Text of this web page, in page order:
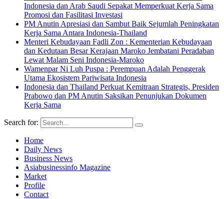
Indonesia dan Arab Saudi Sepakat Memperkuat Kerja Sama
Promosi dan Fasilitasi Investasi
PM Anutin Apresiasi dan Sambut Baik Sejumlah Peningkatan
Kerja Sama Antara Indonesia-Thailand
Menteri Kebudayaan Fadli Zon : Kementerian Kebudayaan
dan Kedutaan Besar Kerajaan Maroko Jembatani Peradaban
Lewat Malam Seni Indonesia-Maroko
Wamenpar Ni Luh Puspa : Perempuan Adalah Penggerak
Utama Ekosistem Pariwisata Indonesia
Indonesia dan Thailand Perkuat Kemitraan Strategis, Presiden
Prabowo dan PM Anutin Saksikan Penunjukan Dokumen
Kerja Sama
Search for:
Home
Daily News
Business News
Asiabusinessinfo Magazine
Market
Profile
Contact